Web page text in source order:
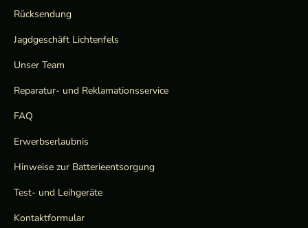
Rücksendung
Jagdgeschäft Lichtenfels
Unser Team
Reparatur- und Reklamationsservice
FAQ
Erwerbserlaubnis
Hinweise zur Batterieentsorgung
Test- und Leihgeräte
Kontaktformular